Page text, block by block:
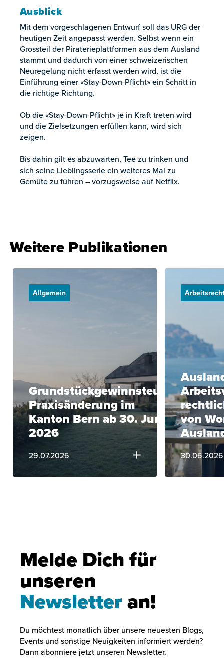
Ausblick
Mit dem vorgeschlagenen Entwurf soll das URG der
heutigen Zeit angepasst werden. Selbst wenn ein
Grossteil der Piraterieplattformen aus dem Ausland
stammt und dadurch von einer schweizerischen
Neuregelung nicht erfasst werden wird, ist die
Einführung einer «Stay-Down-Pflicht» ein Schritt in
die richtige Richtung.
Ob die «Stay-Down-Pflicht» je in Kraft treten wird
und die Zielsetzungen erfüllen kann, wird sich
zeigen.
Bis dahin gilt es abzuwarten, Tee zu trinken und
sich seine Lieblingsserie ein weiteres Mal zu
Gemüte zu führen – vorzugsweise auf Netflix.
Weitere Publikationen
Allgemein
Grundstückgewinnsteuer:
Praxisänderung im
Kanton Bern ab 30. Juni
2026
29.07.2026
von
30.06.2026
Melde Dich für
unseren
Newsletteran!
Du möchtest monatlich über unsere neuesten Blogs,
Events und sonstige Neuigkeiten informiert werden?
Dann abonniere jetzt unseren Newsletter.